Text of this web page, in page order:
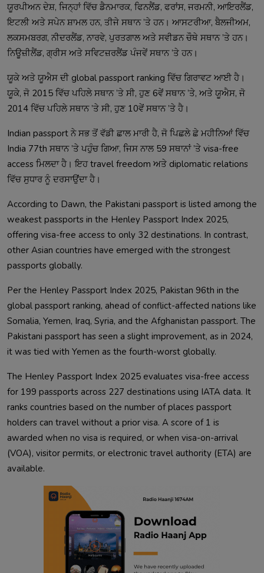
ਯੂਰਪੀਅਨ ਦੇਸ਼, ਜਿਨ੍ਹਾਂ ਵਿੱਚ ਡੈਨਮਾਰਕ, ਫਿਨਲੈਂਡ, ਫਰਾਂਸ, ਜਰਮਨੀ, ਆਇਰਲੈਂਡ,
ਇਟਲੀ ਅਤੇ ਸਪੇਨ ਸ਼ਾਮਲ ਹਨ, ਤੀਜੇ ਸਥਾਨ ’ਤੇ ਹਨ। ਆਸਟਰੀਆ, ਬੈਲਜੀਅਮ,
ਲਕਸਮਬਰਗ, ਨੀਦਰਲੈਂਡ, ਨਾਰਵੇ, ਪੁਰਤਗਾਲ ਅਤੇ ਸਵੀਡਨ ਚੌਥੇ ਸਥਾਨ ’ਤੇ ਹਨ।
ਨਿਊਜ਼ੀਲੈਂਡ, ਗ੍ਰੀਸ ਅਤੇ ਸਵਿਟਜ਼ਰਲੈਂਡ ਪੰਜਵੇਂ ਸਥਾਨ ’ਤੇ ਹਨ।
ਯੂਕੇ ਅਤੇ ਯੂਐਸ ਦੀ global passport ranking ਵਿੱਚ ਗਿਰਾਵਟ ਆਈ ਹੈ।
ਯੂਕੇ, ਜੋ 2015 ਵਿੱਚ ਪਹਿਲੇ ਸਥਾਨ ’ਤੇ ਸੀ, ਹੁਣ 6ਵੇਂ ਸਥਾਨ ’ਤੇ, ਅਤੇ ਯੂਐਸ, ਜੋ
2014 ਵਿੱਚ ਪਹਿਲੇ ਸਥਾਨ ’ਤੇ ਸੀ, ਹੁਣ 10ਵੇਂ ਸਥਾਨ ’ਤੇ ਹੈ।
Indian passport ਨੇ ਸਭ ਤੋਂ ਵੱਡੀ ਛਾਲ ਮਾਰੀ ਹੈ, ਜੋ ਪਿਛਲੇ ਛੇ ਮਹੀਨਿਆਂ ਵਿੱਚ
India 77th ਸਥਾਨ ’ਤੇ ਪਹੁੰਚ ਗਿਆ, ਜਿਸ ਨਾਲ 59 ਸਥਾਨਾਂ ’ਤੇ visa-free
access ਮਿਲਦਾ ਹੈ। ਇਹ travel freedom ਅਤੇ diplomatic relations
ਵਿੱਚ ਸੁਧਾਰ ਨੂੰ ਦਰਸਾਉਂਦਾ ਹੈ।
According to Dawn, the Pakistani passport is listed among the
weakest passports in the Henley Passport Index 2025,
offering visa-free access to only 32 destinations. In contrast,
other Asian countries have emerged with the strongest
passports globally.
Per the Henley Passport Index 2025, Pakistan 96th in the
global passport ranking, ahead of conflict-affected nations like
Somalia, Yemen, Iraq, Syria, and the Afghanistan passport. The
Pakistani passport has seen a slight improvement, as in 2024,
it was tied with Yemen as the fourth-worst globally.
The Henley Passport Index 2025 evaluates visa-free access
for 199 passports across 227 destinations using IATA data. It
ranks countries based on the number of places passport
holders can travel without a prior visa. A score of 1 is
awarded when no visa is required, or when visa-on-arrival
(VOA), visitor permits, or electronic travel authority (ETA) are
available.